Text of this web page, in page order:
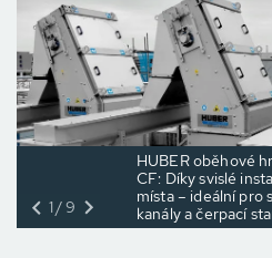
HUBER oběhové
CF: Díky svislé
místa – ideální pro
kanály a čerpací
1/9